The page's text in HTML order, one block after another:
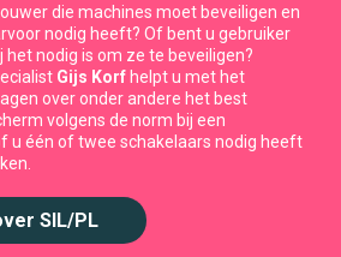
die machines moet beveiligen en
nodig heeft? Of bent u gebruiker
nodig is om ze te beveiligen?
Gijs Korf helpt u met het
over onder andere het best
volgens de norm bij een
u één of twee schakelaars nodig heeft
SIL/PL